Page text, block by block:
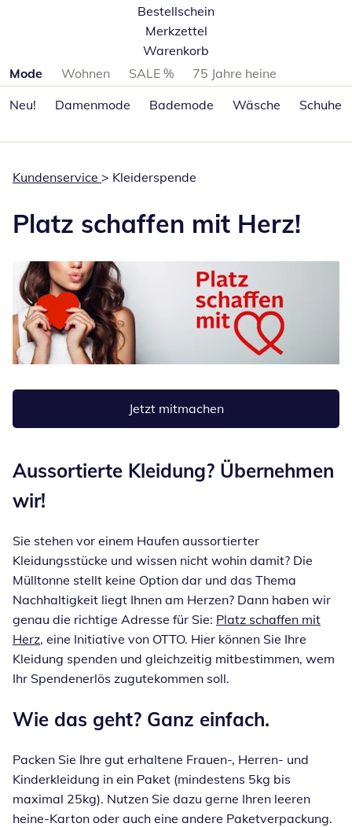
Bestellschein
Merkzettel
Warenkorb
Produktkategorien überspringen
Mode Wohnen SALE %
75 Jahre heine
Neu!
Damenmode Bademode Wäsche Schuhe
Kundenservice > Kleiderspende
Platz schaffen mit Herz!
Jetzt mitmachen
Öffnet in neuem Fenster
Aussortierte Kleidung? Übernehmen
wir!
Sie stehen vor einem Haufen aussortierter
Kleidungsstücke und wissen nicht wohin damit? Die
Mülltonne stellt keine Option dar und das Thema
Nachhaltigkeit liegt Ihnen am Herzen? Dann haben wir
genau die richtige Adresse für Sie: Platz schaffen mit
Herz, eine Initiative von OTTO. Hier können Sie Ihre
Kleidung spenden und gleichzeitig mitbestimmen, wem
Ihr Spendenerlös zugutekommen soll.
Wie das geht? Ganz einfach.
Packen Sie Ihre gut erhaltene Frauen-, Herren- und
Kinderkleidung in ein Paket (mindestens 5kg bis
maximal 25kg). Nutzen Sie dazu gerne Ihren leeren
heine-Karton oder auch eine andere Paketverpackung.